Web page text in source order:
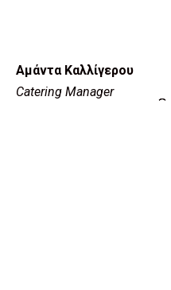
Αμάντα Καλλίγερου
Catering Manager